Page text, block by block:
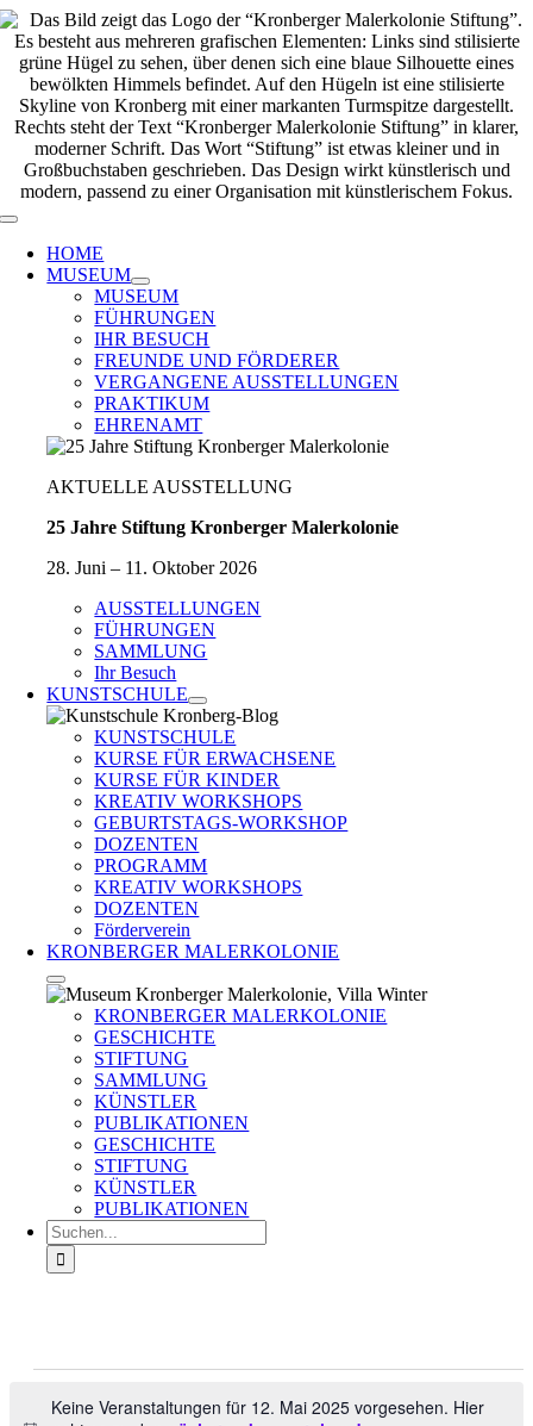
Zum
Inhalt
springen
Toggle
Navigation
HOME
MUSEUM
MUSEUM
FÜHRUNGEN
IHR BESUCH
FREUNDE UND FÖRDERER
VERGANGENE AUSSTELLUNGEN
PRAKTIKUM
EHRENAMT
AKTUELLE AUSSTELLUNG
25 Jahre Stiftung Kronberger Malerkolonie
28. Juni – 11. Oktober 2026
AUSSTELLUNGEN
FÜHRUNGEN
SAMMLUNG
Ihr Besuch
KUNSTSCHULE
KUNSTSCHULE
KURSE FÜR ERWACHSENE
KURSE FÜR KINDER
KREATIV WORKSHOPS
GEBURTSTAGS-WORKSHOP
DOZENTEN
PROGRAMM
KREATIV WORKSHOPS
DOZENTEN
Förderverein
KRONBERGER MALERKOLONIE
KRONBERGER MALERKOLONIE
GESCHICHTE
STIFTUNG
SAMMLUNG
KÜNSTLER
PUBLIKATIONEN
GESCHICHTE
STIFTUNG
KÜNSTLER
PUBLIKATIONEN
Suche
nach:
Keine Veranstaltungen für 12. Mai 2025 vorgesehen. Hier